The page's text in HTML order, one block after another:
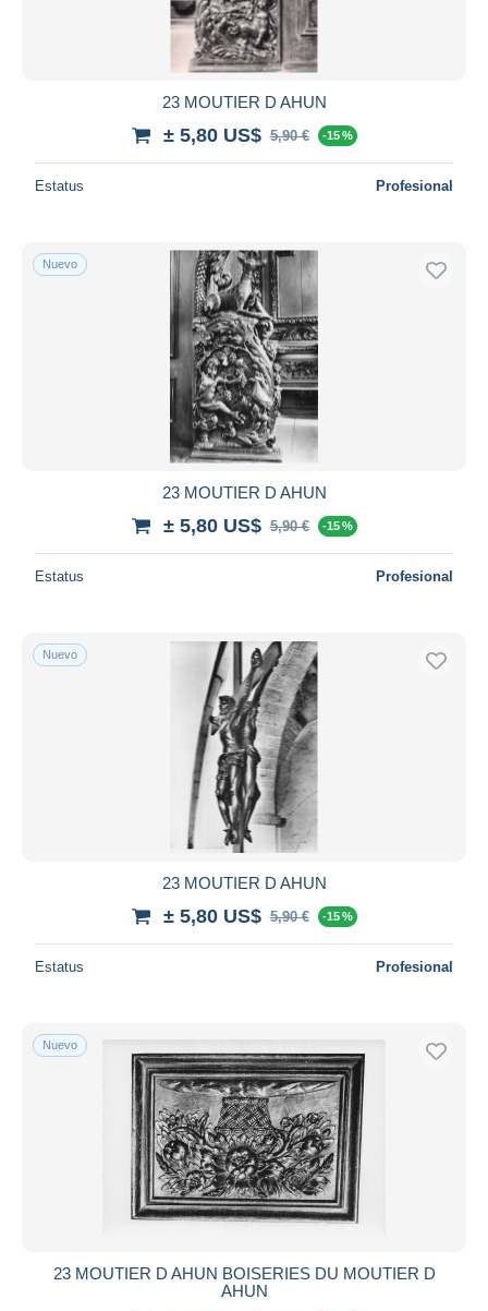
23 MOUTIER D AHUN
± 5,80 US$ 5,90 € -15 %
Estatus Profesional
Nuevo
23 MOUTIER D AHUN
± 5,80 US$ 5,90 € -15 %
Estatus Profesional
Nuevo
23 MOUTIER D AHUN
± 5,80 US$ 5,90 € -15 %
Estatus Profesional
Nuevo
23 MOUTIER D AHUN BOISERIES DU MOUTIER D
AHUN